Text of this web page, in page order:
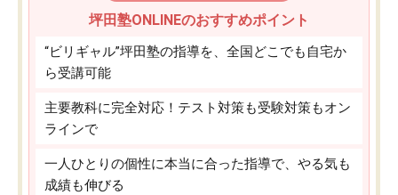
坪田塾ONLINEのおすすめポイント
“ビリギャル”坪田塾の指導を、全国どこでも自宅か
ら受講可能
主要教科に完全対応！テスト対策も受験対策もオン
ラインで
一人ひとりの個性に本当に合った指導で、やる気も
成績も伸びる